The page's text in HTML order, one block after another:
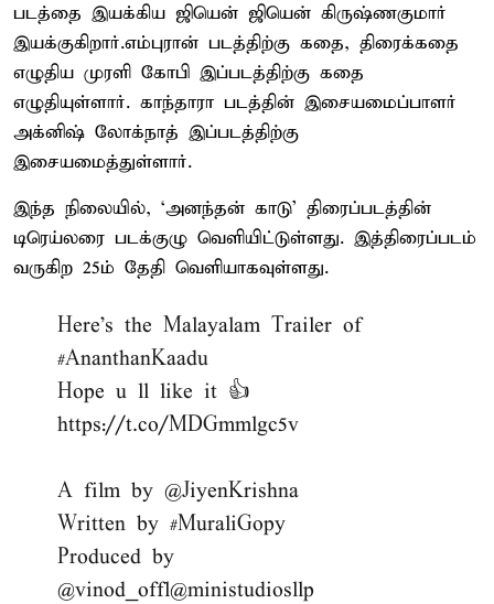
படத்தை இயக்கிய ஜியென் ஜியென் கிருஷ்ணகுமார்
இயக்குகிறார்.எம்புரான் படத்திற்கு கதை, திரைக்கதை
எழுதிய முரளி கோபி இப்படத்திற்கு கதை
எழுதியுள்ளார். காந்தாரா படத்தின் இசையமைப்பாளர்
அக்னிஷ் லோக்நாத் இப்படத்திற்கு
இசையமைத்துள்ளார்.
இந்த நிலையில், ‘அனந்தன் காடு’ திரைப்படத்தின்
டிரெய்லரை படக்குழு வெளியிட்டுள்ளது. இத்திரைப்படம்
வருகிற 25ம் தேதி வெளியாகவுள்ளது.
Here's the Malayalam Trailer of
#AnanthanKaadu
Hope u ll like it 👍
https://t.co/MDGmmlgc5v
A film by @JiyenKrishna
Written by #MuraliGopy
Produced by
@vinod_offl@ministudiosllp